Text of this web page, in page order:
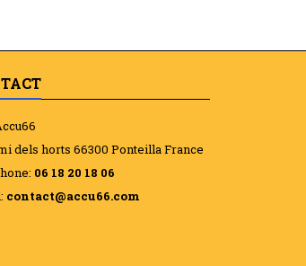
dels horts 66300 Ponteilla France
06 18 20 18 06
contact@accu66.com